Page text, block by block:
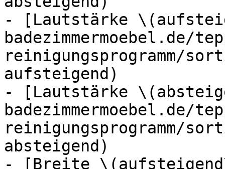
- [Lautstärke
badezimmermoebel.de/
reinigungsprogramm/
aufsteigend)
- [Lautstärke
badezimmermoebel.de/
reinigungsprogramm/
absteigend)
- [Breite